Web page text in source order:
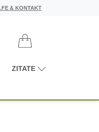
& KONTAKT
ZITATE